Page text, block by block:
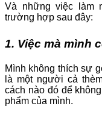
Và những việc làm
trường hợp sau đây:
1. Việc mà mình
Mình không thích sự
là một người cả
cách nào đó để
phẩm của mình.